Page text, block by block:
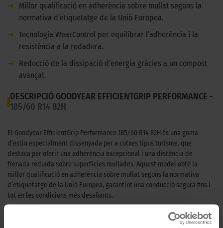
➜
Millor qualificació en adherència sobre mullat segons la
normativa d’etiquetatge de la Unió Europea.
➜ Tecnologia WearControl per equilibrar l’adherència i la
resistència a la rodadura.
➜
Reducció de la dissipació d’energia gràcies a un compost
avançat.
DESCRIPCIÓ GOODYEAR EFFICIENTGRIP PERFORMANCE -
185/60 R14 82H
El Goodyear EfficientGrip Performance 185/60 R14 82H és una goma
d’estiu especialment dissenyada per a cotxes tipus turisme, que
destaca per oferir una adherència excepcional i una distància de
frenada reduïda sobre superfícies mullades. Aquest model obté la
millor qualificació en adherència sobre mullat segons la normativa
d’etiquetatge de la Unió Europea, garantint una conducció segura fins i
tot en les condicions més desafiants.
A més, incorpora la tecnologia WearControl, que assegura un equilibri
òptim entre l’adherència en mullat i la resistència a la rodadura durant